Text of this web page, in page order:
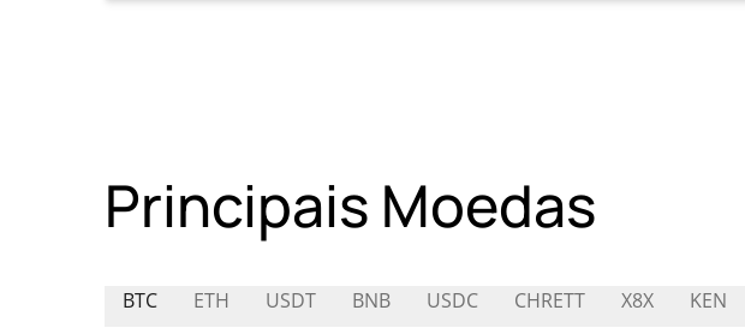
Principais Moedas
BTC ETH USDT BNB USDC CHRETT X8X KEN